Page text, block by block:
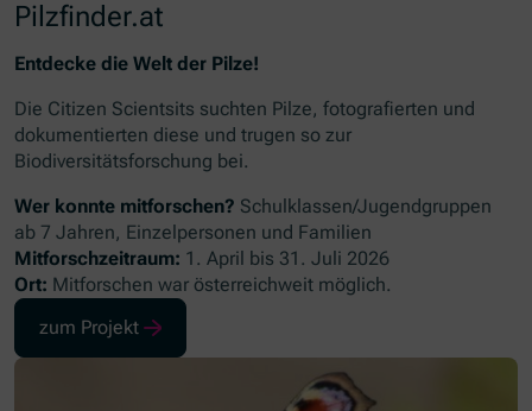
Pilzfinder.at
Entdecke die Welt der Pilze!
Die Citizen Scientsits suchten Pilze, fotografierten und
dokumentierten diese und trugen so zur
Biodiversitätsforschung bei.
Wer konnte mitforschen? Schulklassen/Jugendgruppen
ab 7 Jahren, Einzelpersonen und Familien
Mitforschzeitraum: 1. April bis 31. Juli 2026
Ort: Mitforschen war österreichweit möglich.
zum Projekt
(Öffnet in neuem Fenster)